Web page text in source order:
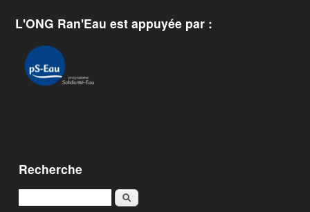
L'ONG Ran'Eau est appuyée par :
Recherche
Rechercher